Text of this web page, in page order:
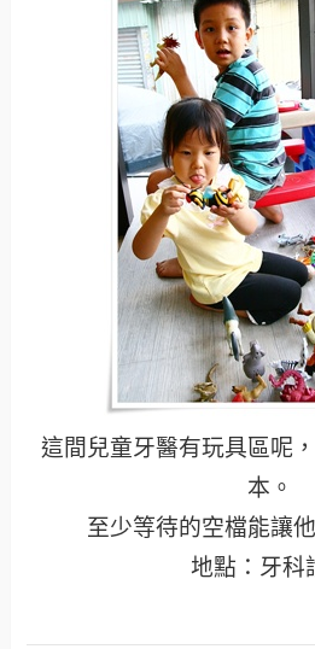
這間兒童牙醫有玩具區呢
本。
至少等待的空檔能讓
地點：牙科